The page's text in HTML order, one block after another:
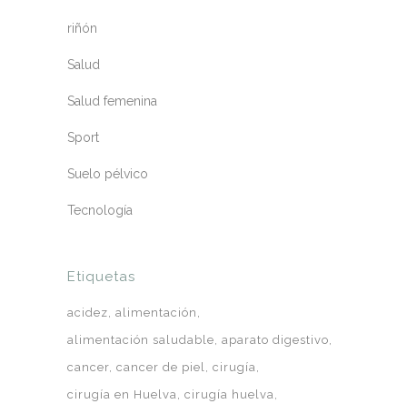
riñón
Salud
Salud femenina
Sport
Suelo pélvico
Tecnología
Etiquetas
acidez alimentación
alimentación saludable aparato digestivo
cancer cancer de piel cirugía
cirugía en Huelva cirugía huelva